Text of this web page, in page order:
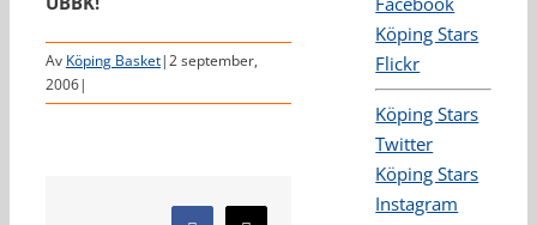
Av Köping Basket|2 september,
2006|
Köping Stars
Flickr
Köping Stars
Twitter
Köping Stars
Instagram